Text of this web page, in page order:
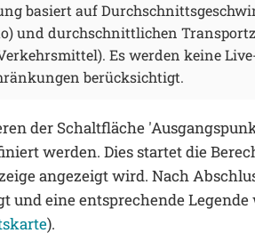
basiert auf
und durchschnittlichen
Es werden keine
berücksichtigt.
der Schaltfläche
werden. Dies startet die
angezeigt wird. Nach
und eine entsprechende
).